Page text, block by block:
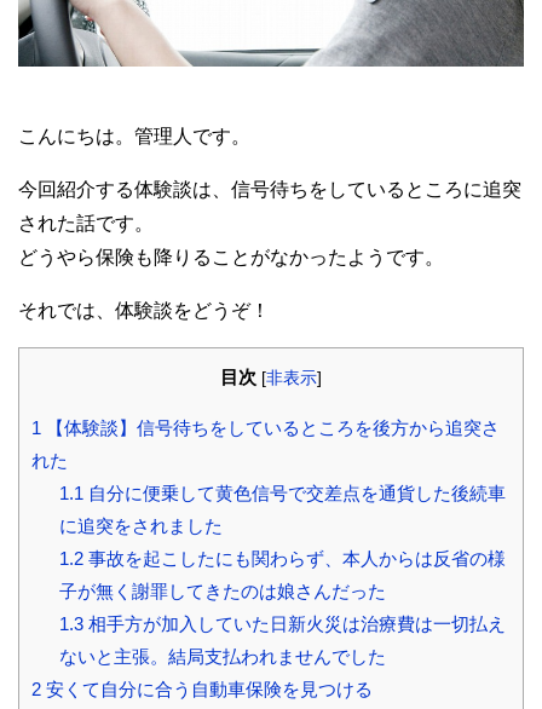
こんにちは。管理人です。
今回紹介する体験談は、信号待ちをしているところに追突
された話です。
どうやら保険も降りることがなかったようです。
それでは、体験談をどうぞ！
目次 [非表示]
1 【体験談】信号待ちをしているところを後方から追突さ
れた
1.1 自分に便乗して黄色信号で交差点を通貨した後続車
に追突をされました
1.2事故を起こしたにも関わらず、本人からは反省の様
子が無く謝罪してきたのは娘さんだった
1.3相手方が加入していた日新火災は治療費は一切払え
ないと主張。結局支払われませんでした
2 安くて自分に合う自動車保険を見つける